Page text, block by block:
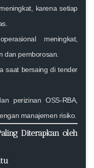
, karena setiap
meningkat,
dan pemborosan.
saat bersaing di tender
perizinan OSS-RBA,
manajemen risiko.
Diterapkan oleh